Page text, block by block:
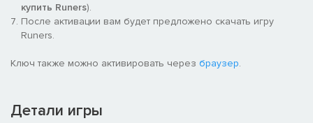
• Многочисленные испытания, события и достижения.
побежденных врагах.
купить Runers).
После активации вам будет предложено скачать игру
Runers.
Ключ также можно активировать через браузер.
Детали игры